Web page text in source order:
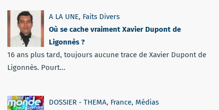
A LA UNE, Faits Divers
Où se cache vraiment Xavier Dupont de
Ligonnès ?
16 ans plus tard, toujours aucune trace de Xavier Dupont de
Ligonnès. Pourt...
DOSSIER - THEMA, France, Médias